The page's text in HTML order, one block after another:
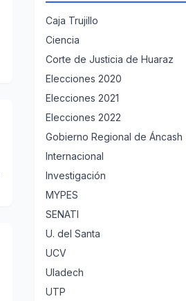
Caja Trujillo
Ciencia
Corte de Justicia de Huaraz
Elecciones 2020
Elecciones 2021
Elecciones 2022
Gobierno Regional de Áncash
Internacional
Investigación
MYPES
SENATI
U. del Santa
UCV
Uladech
UTP